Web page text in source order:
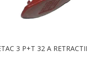
3 P+T 32 A